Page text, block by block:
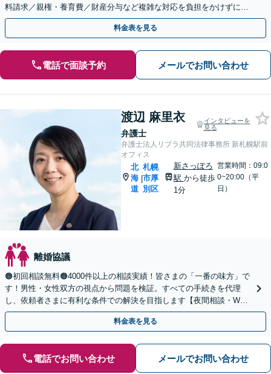
料請求／親権・養育費／財産分与など複雑な対応を負担をかけずに。
【初回面談無料】【完全個室・子連れ相談可】
料金表を見る
電話で面談予約 メールでお問い合わせ
渡辺 麻里衣
弁護士
インタビューを
見る
弁護士法人リブラ共同法律事務所 新札幌駅前
オフィス
北
海
道
|
札幌
市厚
別区
新さっぽろ
駅 から徒歩
1分
営業時間：09:0
0~20:00（平
日）
離婚協議
🟠初回相談無料🟠4000件以上の相談実績！皆さまの「一番の味方」で
す！男性・女性双方の視点から問題を検証。すべての手続きを代理
し、依頼者さまに有利な条件での解決を目指します【夜間相談・WEB
面談可】【完全個室・秘密厳守】
料金表を見る
電話でお問い合わせ メールでお問い合わせ